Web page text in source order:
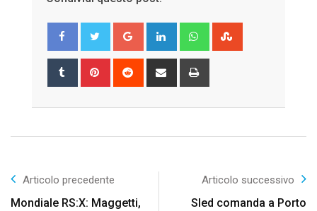
Google+ LinkedIn Whatsapp
Tumblr Pinterest Reddit
Share
Articolo precedente
Mondiale RS:X: Maggetti,
Articolo successivo
Sled comanda a Porto